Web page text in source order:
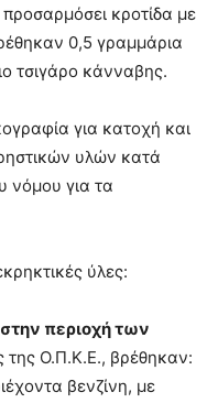
κροτίδα με
0,5 γραμμάρια
τσιγάρο κάνναβης.
για κατοχή και
υλών κατά
νόμου για τα
ύλες:
στην περιοχή των
της Ο.Π.Κ.Ε., βρέθηκαν:
βενζίνη, με